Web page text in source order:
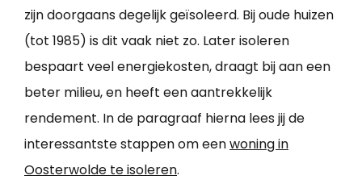
zijn doorgaans degelijk geïsoleerd. Bij oude huizen
(tot 1985) is dit vaak niet zo. Later isoleren
bespaart veel energiekosten, draagt bij aan een
beter milieu, en heeft een aantrekkelijk
rendement. In de paragraaf hierna lees jij de
interessantste stappen om eenwoning in
Oosterwolde te isoleren.